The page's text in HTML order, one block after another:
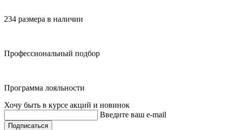
234 размера в наличии
Профессиональный подбор
Программа лояльности
Хочу быть в курсе акций и новинок
Введите ваш e-mail
Подписаться